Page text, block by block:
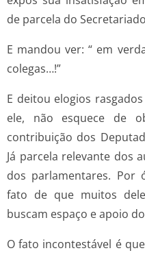
de parcela do
E mandou ver: “ em
colegas…!”
E deitou elogios
ele, não esquece de
contribuição dos
Já parcela relevante dos
dos parlamentares. Por
fato de que muitos
buscam espaço e apoio
O fato incontestável é